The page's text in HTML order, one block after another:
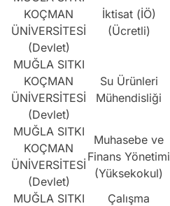
KOÇMAN
ÜNİVERSİTESİ
(Devlet)
İktisat (İÖ)
(Ücretli)
MUĞLA SITKI
KOÇMAN
ÜNİVERSİTESİ
(Devlet)
Su Ürünleri
Mühendisliği
MUĞLA SITKI
KOÇMAN
ÜNİVERSİTESİ
(Devlet)
Muhasebe ve
Finans Yönetimi
(Yüksekokul)
MUĞLA SITKI
Çalışma